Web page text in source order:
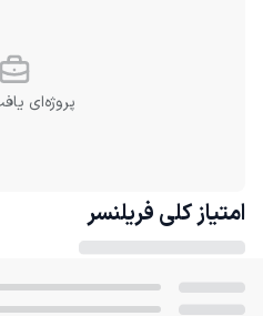
پروژه‌ای
امتیاز کلی فریلنسر